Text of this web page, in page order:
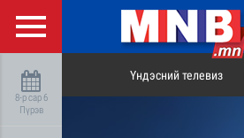
8-р сар 6
Пүрэв
Үндэсний телевиз